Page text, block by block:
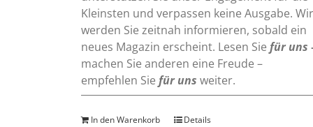
Kleinsten und verpassen keine Ausgabe.
werden Sie zeitnah informieren, sobald ein
neues Magazin erscheint. Lesen Siefür uns
machen Sie anderen eine Freude –
empfehlen Siefür uns weiter.
In den Warenkorb Details